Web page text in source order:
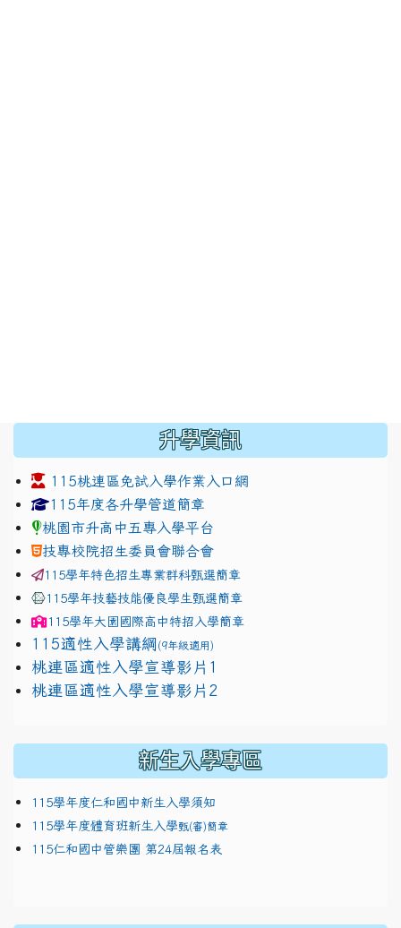
升學資訊
115桃連區免試入學作業入口網
link to https://www.jhjhs.tyc.edu.tw/modules/
115年度各升學管道簡章
桃園市升高中五專入學平台
技專校院招生委員會聯合會
115學年特色招生專業群科甄選簡章
115學年技藝技能優良學生甄選簡章
115學年大園國際高中特招入學簡章
115適性入學講綱 (9年級適用)
link to https://docs.google.com/presentation/d/
桃連區適性入學宣導影片1
link to https://docs.google.com/presentation/d/
桃連區適性入學宣導影片2
新生入學專區
115學年度仁和國中新生入學須知
115學年度體育班新生入學甄(審)簡章
115仁和國中管樂團 第24屆報名表